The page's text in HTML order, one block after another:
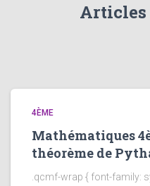
4ÈME
Mathématiques
théorème de
.qcmf-wrap { font-family: